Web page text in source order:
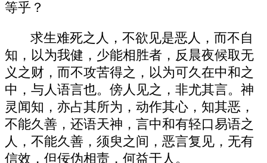
等乎？
求生难死之人，不欲见是恶人，而不自
知，以为我健，少能相胜者，反晨夜候取无
义之财，而不攻苦得之，以为可久在中和之
中，与人语言也。傍人见之，非尤其言。神
灵闻知，亦占其所为，动作其心，知其恶，
不能久善，还语天神，言中和有轻口易语之
人，不能久善，须臾之间，恶言复见，无有
信效，但佞伪相责，何益于人。